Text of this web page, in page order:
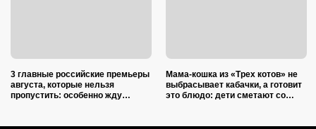
3 главные российские премьеры
августа, которые нельзя
пропустить: особенно жду
Мама-кошка из «Трех котов» не
выбрасывает кабачки, а готовит
это блюдо: дети сметают со